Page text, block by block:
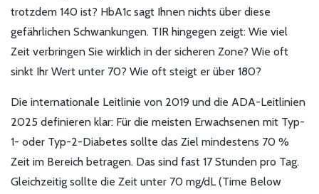
trotzdem 140 ist? HbA1c sagt Ihnen nichts über diese
gefährlichen Schwankungen. TIR hingegen zeigt: Wie viel
Zeit verbringen Sie wirklich in der sicheren Zone? Wie oft
sinkt Ihr Wert unter 70? Wie oft steigt er über 180?
Die internationale Leitlinie von 2019 und die ADA-Leitlinien
2025 definieren klar: Für die meisten Erwachsenen mit Typ-
1- oder Typ-2-Diabetes sollte das Ziel mindestens 70 %
Zeit im Bereich betragen. Das sind fast 17 Stunden pro Tag.
Gleichzeitig sollte die Zeit unter 70 mg/dL (Time Below